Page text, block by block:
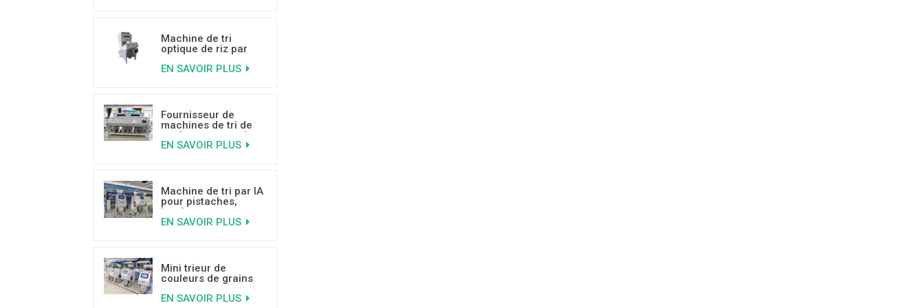
Machine de tri
optique de riz par
technologie
EN SAVOIR PLUS
Fournisseur de
machines de tri de
couleurs pour noix
de coco à haute
EN SAVOIR PLUS
Machine de tri par IA
pour pistaches,
basée sur
l'apprentissage
EN SAVOIR PLUS
Mini trieur de
couleurs de grains
spéciale, avec de
EN SAVOIR PLUS